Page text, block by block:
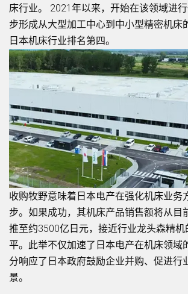
床行业。 2021年以来，开始在该领域进
步形成从大型加工中心到中小型精密机床
日本机床行业排名第四。
收购牧野意味着日本电产在强化机床业务
步。如果成功，其机床产品销售额将从目
推至约3500亿日元，接近行业龙头森精
平。此举不仅加速了日本电产在机床领域
分响应了日本政府鼓励企业并购、促进行
景。